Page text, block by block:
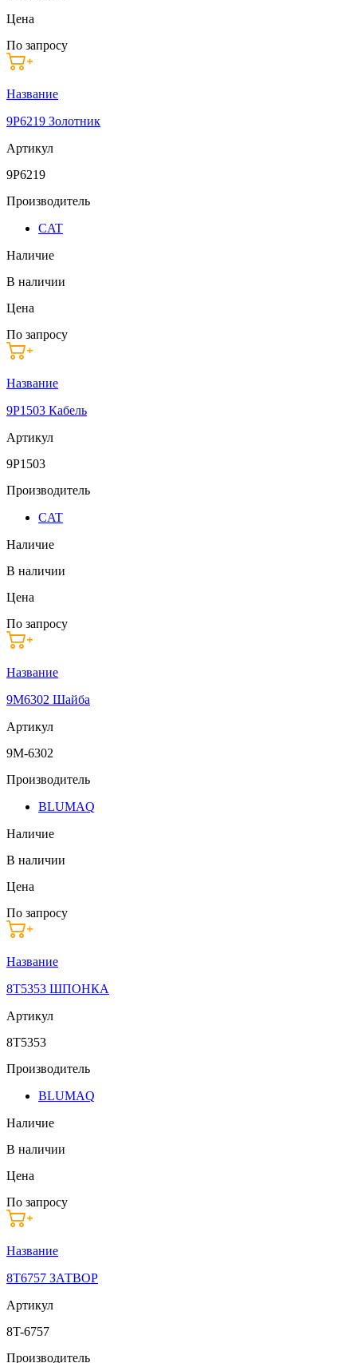
Цена
По запросу
Название
9P6219 Золотник
Артикул
9P6219
Производитель
CAT
Наличие
В наличии
Цена
По запросу
Название
9P1503 Кабель
Артикул
9P1503
Производитель
CAT
Наличие
В наличии
Цена
По запросу
Название
9M6302 Шайба
Артикул
9M-6302
Производитель
BLUMAQ
Наличие
В наличии
Цена
По запросу
Название
8T5353 ШПОНКА
Артикул
8T5353
Производитель
BLUMAQ
Наличие
В наличии
Цена
По запросу
Название
8T6757 ЗАТВОР
Артикул
8T-6757
Производитель